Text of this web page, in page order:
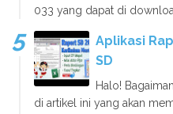
033 yang dapat di
Aplikasi
SD
Halo!
di artikel ini yang akan